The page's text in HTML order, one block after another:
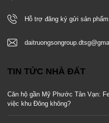
Hỗ trợ đăng ký gửi sản
TIN TỨC NHÀ ĐẤT
Căn hộ gần Mỹ Phước Tân Vạn:
việc khu Đông không?